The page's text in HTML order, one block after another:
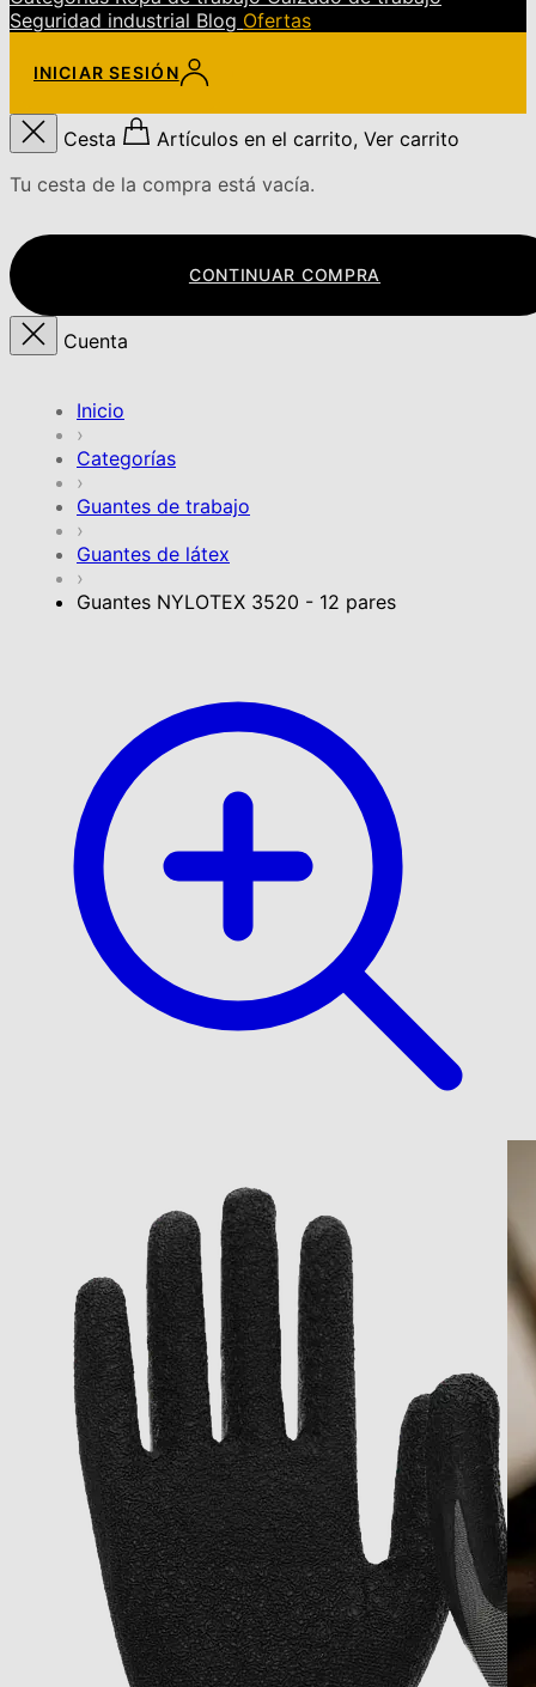
Seguridad industrial Blog Ofertas
INICIAR SESIÓN
Cesta
Artículos en el carrito, Ver carrito
Tu cesta de la compra está vacía.
CONTINUAR COMPRA
Cuenta
Inicio
›
Categorías
›
Guantes de trabajo
›
Guantes de látex
›
Guantes NYLOTEX 3520 - 12 pares